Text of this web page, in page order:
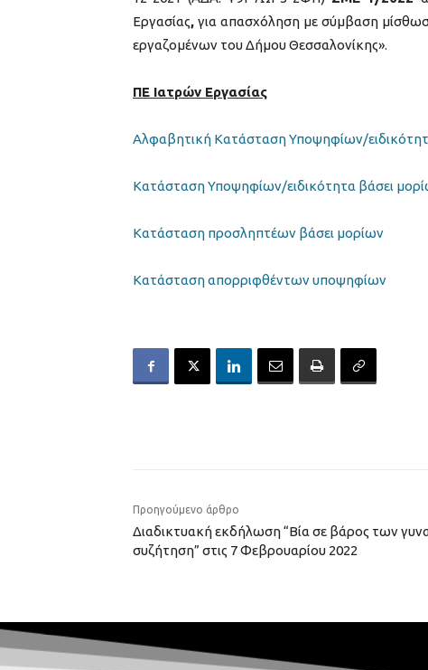
Εργασίας, για απασχόληση με σύμβαση
εργαζομένων του Δήμου Θεσσαλονίκης».
ΠΕ Ιατρών Εργασίας
Αλφαβητική Κατάσταση Υποψηφίων/
Κατάσταση Υποψηφίων/ειδικότητα βάσει
Κατάσταση προσληπτέων βάσει μορίων
Κατάσταση απορριφθέντων υποψηφίων
Προηγούμενο άρθρο
Διαδικτυακή εκδήλωση “Βία σε βάρος των
συζήτηση” στις 7 Φεβρουαρίου 2022